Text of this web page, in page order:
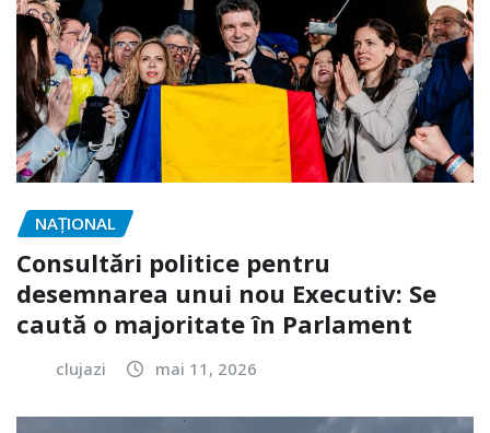
NAŢIONAL
Consultări politice pentru
desemnarea unui nou Executiv: Se
caută o majoritate în Parlament
clujazi mai 11, 2026